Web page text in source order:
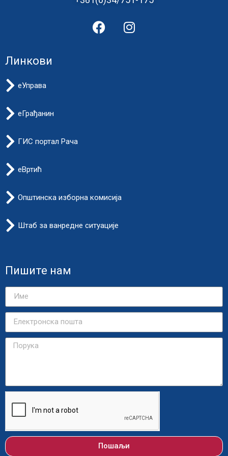
Линкови
еУправа
еГрађанин
ГИС портал Рача
еВртић
Општинска изборна комисија
Штаб за ванредне ситуације
Пишите нам
Пошаљи